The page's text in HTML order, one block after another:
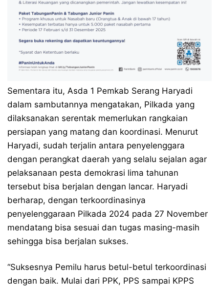
Sementara itu, Asda 1 Pemkab Serang Haryadi
dalam sambutannya mengatakan, Pilkada yang
dilaksanakan serentak memerlukan rangkaian
persiapan yang matang dan koordinasi. Menurut
Haryadi, sudah terjalin antara penyelenggara
dengan perangkat daerah yang selalu sejalan agar
pelaksanaan pesta demokrasi lima tahunan
tersebut bisa berjalan dengan lancar. Haryadi
berharap, dengan terkoordinasinya
penyelenggaraan Pilkada 2024 pada 27 November
mendatang bisa sesuai dan tugas masing-masih
sehingga bisa berjalan sukses.
“Suksesnya Pemilu harus betul-betul terkoordinasi
dengan baik. Mulai dari PPK, PPS sampai KPPS